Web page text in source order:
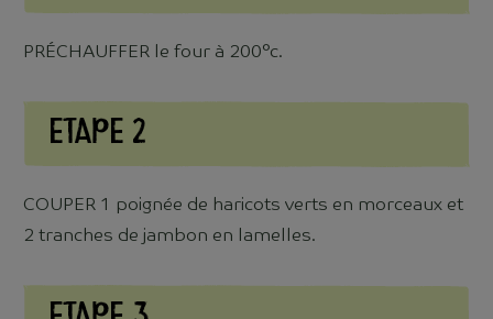
PRÉCHAUFFER le four à 200°c.
Etape 2
COUPER 1 poignée de haricots verts en morceaux et
2 tranches de jambon en lamelles.